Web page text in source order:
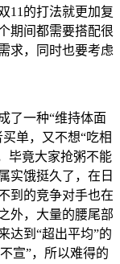
11的打法就更加复
期间都需要搭配很
求，同时也要考虑
了一种“维持体面
单，又不想“吃相
毕竟大家抢粥不能
实饿挺久了，在日
到的竞争对手也在
外，大量的腰尾部
达到“超出平均”的
宣”，所以难得的